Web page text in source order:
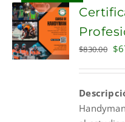
ADD TO
$830.00 $